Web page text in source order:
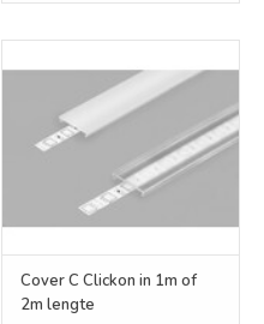
Cover C Clickon in 1m of
2m lengte